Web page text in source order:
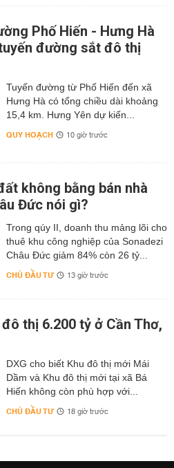
Phố Hiến - Hưng Hà
đường sắt đô thị
Tuyến đường từ Phố Hiến đến xã
Hưng Hà có tổng chiều dài khoảng
15,4 km. Hưng Yên dự kiến...
QUY HOẠCH 10 giờ trước
không bằng bán nhà
Đức nói gì?
Trong qúy II, doanh thu mảng lõi cho
thuê khu công nghiệp của Sonadezi
Châu Đức giảm 84% còn 26 tỷ...
CHỦ ĐẦU TƯ 13 giờ trước
thị 6.200 tỷ ở Cần Thơ,
DXG cho biết Khu đô thị mới Mái
Dầm và Khu đô thị mới tại xã Bá
Hiến không còn phù hợp với...
CHỦ ĐẦU TƯ 18 giờ trước